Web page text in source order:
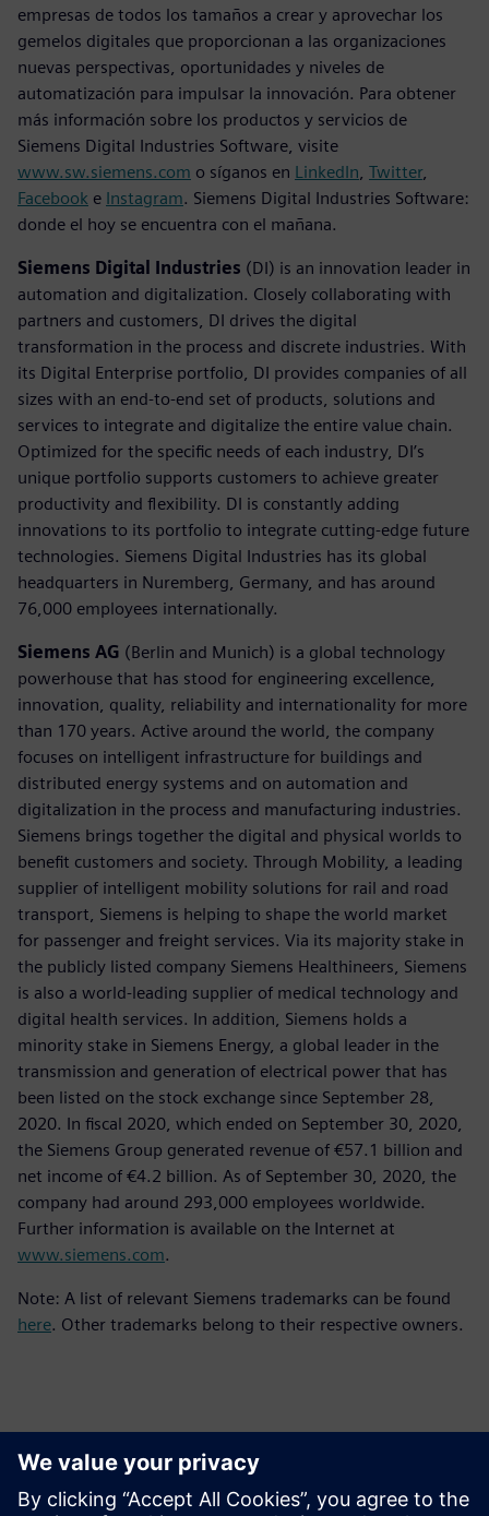
empresas de todos los tamaños a crear y aprovechar los
gemelos digitales que proporcionan a las organizaciones
nuevas perspectivas, oportunidades y niveles de
automatización para impulsar la innovación. Para obtener
más información sobre los productos y servicios de
Siemens Digital Industries Software, visite
www.sw.siemens.com o síganos en LinkedIn Twitter,
Facebook e Instagram. Siemens Digital Industries Software:
donde el hoy se encuentra con el mañana.
Siemens Digital Industries (DI) is an innovation leader in
automation and digitalization. Closely collaborating with
partners and customers, DI drives the digital
transformation in the process and discrete industries. With
its Digital Enterprise portfolio, DI provides companies of all
sizes with an end-to-end set of products, solutions and
services to integrate and digitalize the entire value chain.
Optimized for the specific needs of each industry, DI’s
unique portfolio supports customers to achieve greater
productivity and flexibility. DI is constantly adding
innovations to its portfolio to integrate cutting-edge future
technologies. Siemens Digital Industries has its global
headquarters in Nuremberg, Germany, and has around
76,000 employees internationally.
Siemens AG (Berlin and Munich) is a global technology
powerhouse that has stood for engineering excellence,
innovation, quality, reliability and internationality for more
than 170 years. Active around the world, the company
focuses on intelligent infrastructure for buildings and
distributed energy systems and on automation and
digitalization in the process and manufacturing industries.
Siemens brings together the digital and physical worlds to
benefit customers and society. Through Mobility, a leading
supplier of intelligent mobility solutions for rail and road
transport, Siemens is helping to shape the world market
for passenger and freight services. Via its majority stake in
the publicly listed company Siemens Healthineers, Siemens
is also a world-leading supplier of medical technology and
digital health services. In addition, Siemens holds a
minority stake in Siemens Energy, a global leader in the
transmission and generation of electrical power that has
been listed on the stock exchange since September 28,
2020. In fiscal 2020, which ended on September 30, 2020,
the Siemens Group generated revenue of €57.1 billion and
net income of €4.2 billion. As of September 30, 2020, the
company had around 293,000 employees worldwide.
Further information is available on the Internet at
www.siemens.com.
Note: A list of relevant Siemens trademarks can be found
here. Other trademarks belong to their respective owners.
Persona de contacto para la prensa
Equipo de relaciones públicas de Siemens Digital Industries